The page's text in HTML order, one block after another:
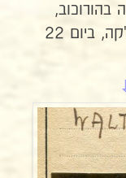
עיר המחוז אליו משתייכת ברסטצ'קה, ביום 22